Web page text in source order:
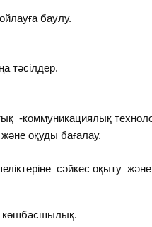
баулу.
тәсілдер.
-коммуникациялық
оқуды бағалау.
сәйкес оқыту және
көшбасшылық.